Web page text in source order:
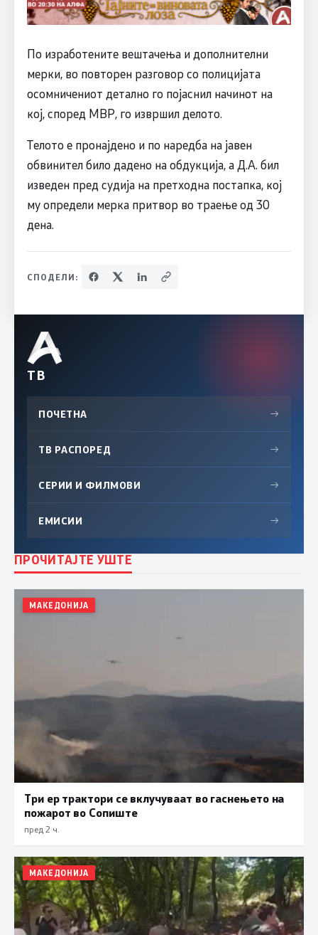
По изработените вештачења и дополнителни
мерки, во повторен разговор со полицијата
осомничениот детално го појаснил начинот на
кој, според МВР, го извршил делото.
Телото е пронајдено и по наредба на јавен
обвинител било дадено на обдукција, а Д.А. бил
изведен пред судија на претходна постапка, кој
му определи мерка притвор во траење од 30
дена.
СПОДЕЛИ:
ТВ
ПОЧЕТНА →
ТВ РАСПОРЕД →
СЕРИИ И ФИЛМОВИ →
ЕМИСИИ →
ПРОЧИТАЈТЕ УШТЕ
МАКЕДОНИЈА
Три ер трактори се вклучуваат во гаснењето на
пожарот во Сопиште
пред 2 ч.
МАКЕДОНИЈА